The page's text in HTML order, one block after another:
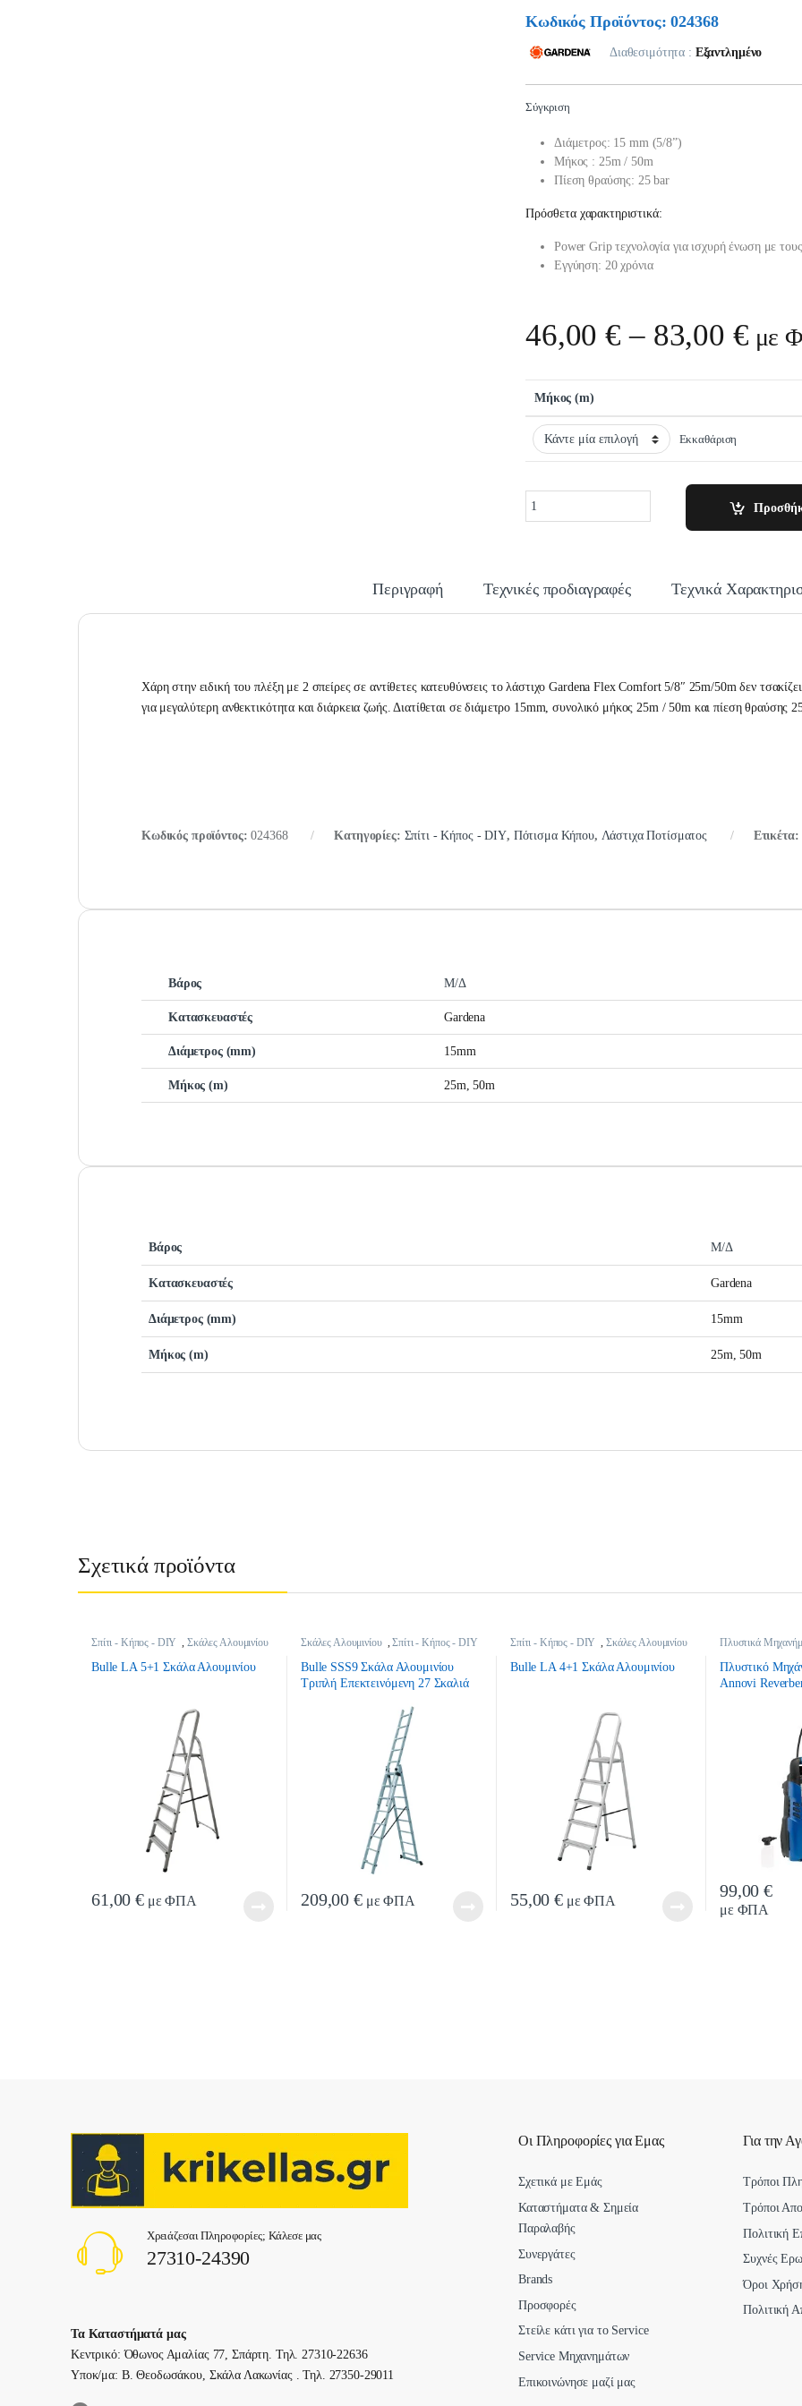
Κωδικός Προϊόντος: 024368
Διαθεσιμότητα : Εξαντλημένο
Σύγκριση
Διάμετρος: 15 mm (5/8”)
Μήκος : 25m / 50m
Πίεση θραύσης: 25 bar
Πρόσθετα χαρακτηριστικά:
Power Grip τεχνολογία για ισχυρή ένωση με
Εγγύηση: 20 χρόνια
46,00€ – 83,00 € με
Μήκος (m)
Εκκαθάριση
Περιγραφή Τεχνικές προδιαγραφές Τεχνικά
Χάρη στην ειδική του πλέξη με 2 σπείρες σε αντίθετες κατευθύνσεις το λάστιχο Gardena Flex Comfort 5/8″ 25m/50m δεν
για μεγαλύτερη ανθεκτικότητα και διάρκεια ζωής. Διατίθεται σε διάμετρο 15mm, συνολικό μήκος 25m / 50m και πίεση θραύσης
Κωδικός προϊόντος:024368 Κατηγορίες: Σπίτι - Κήπος - DIY, Πότισμα Κήπου, Λάστιχα Ποτίσματος Ετικέτα:
Βάρος Μ/Δ
Κατασκευαστές Gardena
Διάμετρος (mm) 15mm
Μήκος (m) 25m, 50m
Βάρος Μ/Δ
Κατασκευαστές Gardena
Διάμετρος (mm) 15mm
Μήκος (m) 25m, 50m
Σχετικά προϊόντα
Σπίτι - Κήπος - DIY ,Σκάλες Αλουμινίου
Bulle LΑ 5+1 Σκάλα Αλουμινίου
61,00€ με ΦΠΑ
Σκάλες Αλουμινίου ,Σπίτι - Κήπος - DIY
Bulle SSS9 Σκάλα Αλουμινίου
Τριπλή Επεκτεινόμενη 27 Σκαλιά
209,00€με ΦΠΑ
Σπίτι - Κήπος - DIY ,Σκάλες Αλουμινίου
Bulle LΑ 4+1 Σκάλα Αλουμινίου
55,00€ με ΦΠΑ
Πλυστικά
Πλυστικό
Annovi
99,00€
με ΦΠΑ
Χρειάζεσαι Πληροφορίες; Κάλεσε μας
27310-24390
Τα Καταστήματά μας
Κεντρικό: Όθωνος Αμαλίας 77, Σπάρτη. Τηλ. 27310-22636
Υποκ/μα: Β. Θεοδωσάκου, Σκάλα Λακωνίας . Τηλ. 27350-29011
Οι Πληροφορίες για Εμας
Σχετικά με Εμάς
Καταστήματα & Σημεία
Παραλαβής
Συνεργάτες
Brands
Προσφορές
Στείλε κάτι για το Service
Service Μηχανημάτων
Επικοινώνησε μαζί μας
Για την
Τρόποι
Τρόποι
Πολιτική
Συχνές
Όροι
Πολιτική